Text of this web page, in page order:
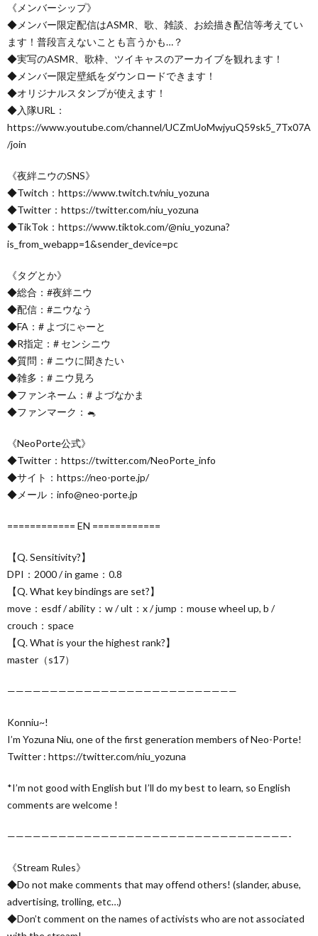
《メンバーシップ》
◆メンバー限定配信はASMR、歌、雑談、お絵描き配信等考えてい
ます！普段言えないことも言うかも…？
◆実写のASMR、歌枠、ツイキャスのアーカイブを観れます！
◆メンバー限定壁紙をダウンロードできます！
◆オリジナルスタンプが使えます！
◆入隊URL：
https://www.youtube.com/channel/UCZmUoMwjyuQ59sk5_7Tx07A
/join
《夜絆ニウのSNS》
◆Twitch：https://www.twitch.tv/niu_yozuna
◆Twitter：https://twitter.com/niu_yozuna
◆TikTok：https://www.tiktok.com/@niu_yozuna?
is_from_webapp=1&sender_device=pc
《タグとか》
◆総合：#夜絆ニウ
◆配信：#ニウなう
◆FA：# よづにゃーと
◆R指定：# センシニウ
◆質問：# ニウに聞きたい
◆雑多：# ニウ見ろ
◆ファンネーム：# よづなかま
◆ファンマーク：🐁
《NeoPorte公式》
◆Twitter：https://twitter.com/NeoPorte_info
◆サイト：https://neo-porte.jp/
◆メール：info@neo-porte.jp
============ EN ============
【Q. Sensitivity?】
DPI：2000 / in game：0.8
【Q. What key bindings are set?】
move：esdf / ability：w / ult：x / jump：mouse wheel up, b /
crouch：space
【Q. What is your the highest rank?】
master（s17）
———————————————————————————
Konniu~!
I’m Yozuna Niu, one of the first generation members of Neo-Porte!
Twitter : https://twitter.com/niu_yozuna
*I’m not good with English but I’ll do my best to learn, so English
comments are welcome !
—————————————————————————————————-
《Stream Rules》
◆Do not make comments that may offend others! (slander, abuse,
advertising, trolling, etc…)
◆Don’t comment on the names of activists who are not associated